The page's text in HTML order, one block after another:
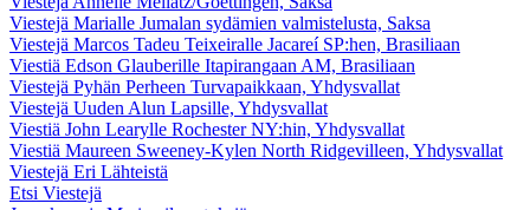
Viestejä Marialle Jumalan sydämien valmistelusta, Saksa
Viestejä Marcos Tadeu Teixeiralle Jacareí SP:hen, Brasiliaan
Viestiä Edson Glauberille Itapirangaan AM, Brasiliaan
Viestejä Pyhän Perheen Turvapaikkaan, Yhdysvallat
Viestejä Uuden Alun Lapsille, Yhdysvallat
Viestiä John Learylle Rochester NY:hin, Yhdysvallat
Viestiä Maureen Sweeney-Kylen North Ridgevilleen, Yhdysvallat
Viestejä Eri Lähteistä
Etsi Viestejä